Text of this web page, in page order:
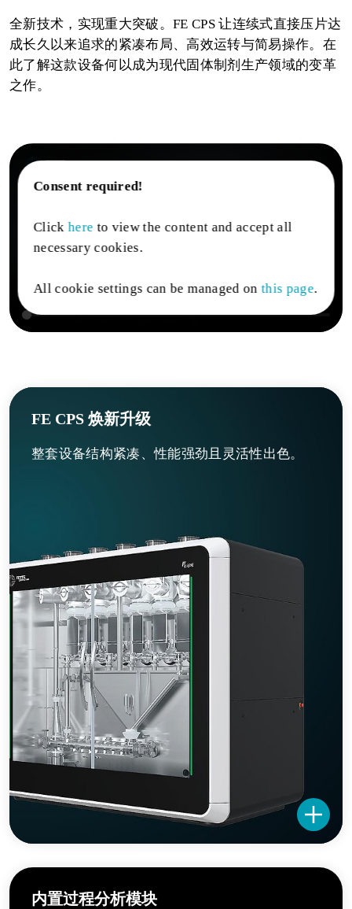
全新技术，实现重大突破。FE CPS 让连续式直接压片达
成长久以来追求的紧凑布局、高效运转与简易操作。在
此了解这款设备何以成为现代固体制剂生产领域的变革
之作。
Consent required!
Clickhere to view the content and accept all
necessary cookies.
All cookie settings can be managed onthis page.
FE CPS 焕新升级
整套设备结构紧凑、性能强劲且灵活性出色。
内置过程分析模块